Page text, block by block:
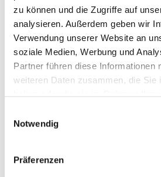
zu können und die Zugriffe auf
analysieren. Außerdem geben wir
Verwendung unserer Website an
soziale Medien, Werbung und
Partner führen diese Informationen
weiteren Daten zusammen, die Sie
haben oder die sie im Rahmen
Notwendig
Präferenzen
mit Edelstahlwalzen von 300 oder
Teigtyp entsprechend gerillt. Dank